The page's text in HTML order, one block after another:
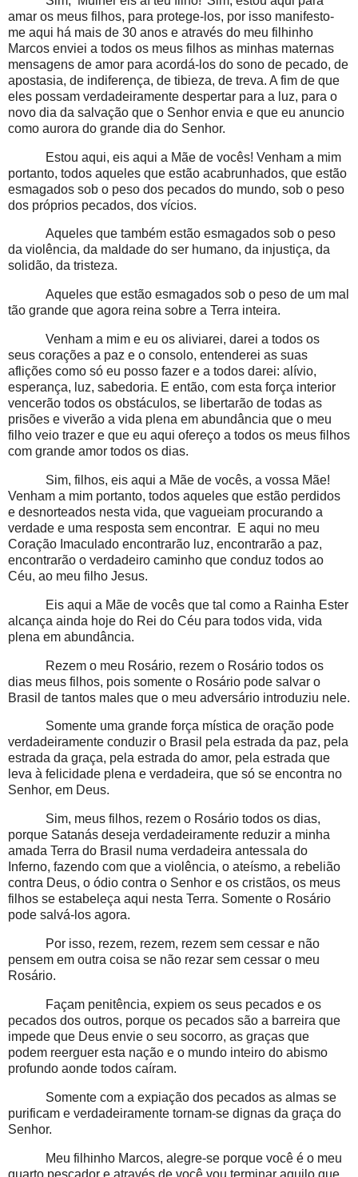
amar os meus filhos, para protege-los, por isso manifesto-
me aqui há mais de 30 anos e através do meu filhinho
Marcos enviei a todos os meus filhos as minhas maternas
mensagens de amor para acordá-los do sono de pecado, de
apostasia, de indiferença, de tibieza, de treva. A fim de que
eles possam verdadeiramente despertar para a luz, para o
novo dia da salvação que o Senhor envia e que eu anuncio
como aurora do grande dia do Senhor.
Estou aqui, eis aqui a Mãe de vocês! Venham a mim
portanto, todos aqueles que estão acabrunhados, que estão
esmagados sob o peso dos pecados do mundo, sob o peso
dos próprios pecados, dos vícios.
Aqueles que também estão esmagados sob o peso
da violência, da maldade do ser humano, da injustiça, da
solidão, da tristeza.
Aqueles que estão esmagados sob o peso de um mal
tão grande que agora reina sobre a Terra inteira.
Venham a mim e eu os aliviarei, darei a todos os
seus corações a paz e o consolo, entenderei as suas
aflições como só eu posso fazer e a todos darei: alívio,
esperança, luz, sabedoria. E então, com esta força interior
vencerão todos os obstáculos, se libertarão de todas as
prisões e viverão a vida plena em abundância que o meu
filho veio trazer e que eu aqui ofereço a todos os meus filhos
com grande amor todos os dias.
Sim, filhos, eis aqui a Mãe de vocês, a vossa Mãe!
Venham a mim portanto, todos aqueles que estão perdidos
e desnorteados nesta vida, que vagueiam procurando a
verdade e uma resposta sem encontrar. E aqui no meu
Coração Imaculado encontrarão luz, encontrarão a paz,
encontrarão o verdadeiro caminho que conduz todos ao
Céu, ao meu filho Jesus.
Eis aqui a Mãe de vocês que tal como a Rainha Ester
alcança ainda hoje do Rei do Céu para todos vida, vida
plena em abundância.
Rezem o meu Rosário, rezem o Rosário todos os
dias meus filhos, pois somente o Rosário pode salvar o
Brasil de tantos males que o meu adversário introduziu nele.
Somente uma grande força mística de oração pode
verdadeiramente conduzir o Brasil pela estrada da paz, pela
estrada da graça, pela estrada do amor, pela estrada que
leva à felicidade plena e verdadeira, que só se encontra no
Senhor, em Deus.
Sim, meus filhos, rezem o Rosário todos os dias,
porque Satanás deseja verdadeiramente reduzir a minha
amada Terra do Brasil numa verdadeira antessala do
Inferno, fazendo com que a violência, o ateísmo, a rebelião
contra Deus, o ódio contra o Senhor e os cristãos, os meus
filhos se estabeleça aqui nesta Terra. Somente o Rosário
pode salvá-los agora.
Por isso, rezem, rezem, rezem sem cessar e não
pensem em outra coisa se não rezar sem cessar o meu
Rosário.
Façam penitência, expiem os seus pecados e os
pecados dos outros, porque os pecados são a barreira que
impede que Deus envie o seu socorro, as graças que
podem reerguer esta nação e o mundo inteiro do abismo
profundo aonde todos caíram.
Somente com a expiação dos pecados as almas se
purificam e verdadeiramente tornam-se dignas da graça do
Senhor.
Meu filhinho Marcos, alegre-se porque você é o meu
quarto pescador e através de você vou terminar aquilo que